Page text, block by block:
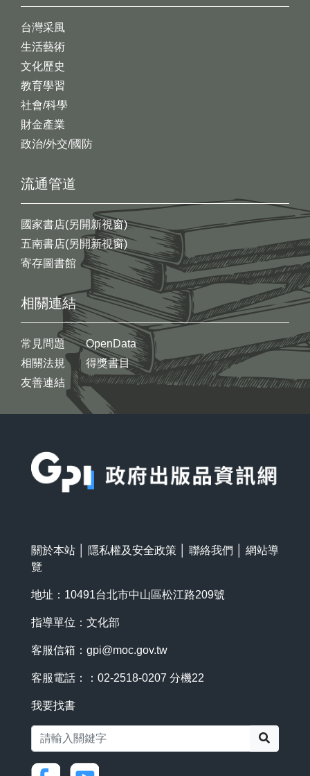
台灣采風
生活藝術
文化歷史
教育學習
社會/科學
財金產業
政治/外交/國防
流通管道
國家書店(另開新視窗)
五南書店(另開新視窗)
寄存圖書館
相關連結
常見問題
相關法規
友善連結
OpenData
得獎書目
關於本站 隱私權及安全政策 聯絡我們
網站導
覽
地址：10491台北市中山區松江路209號
指導單位：文化部
客服信箱： gpi@moc.gov.tw
客服電話：：02-2518-0207 分機22
我要找書